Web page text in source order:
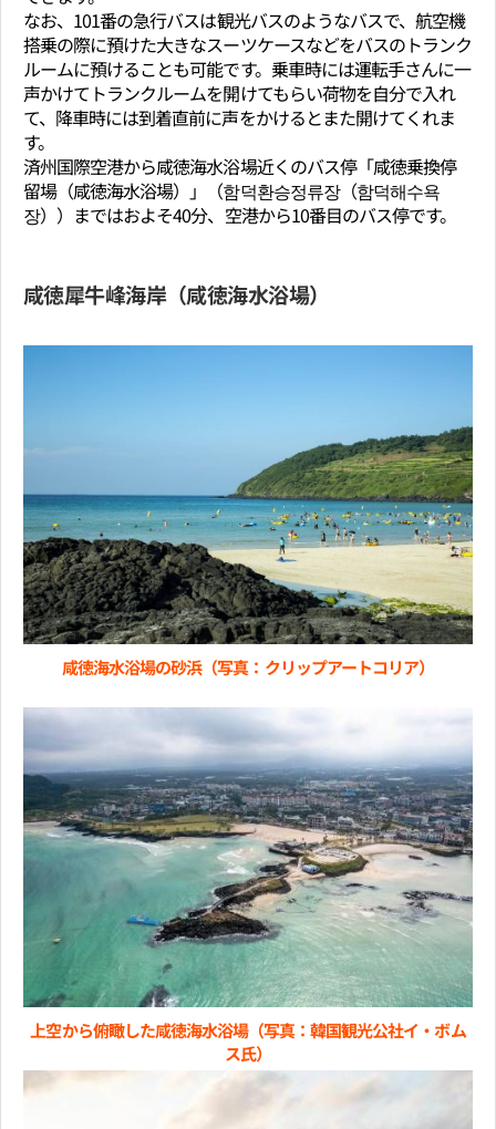
なお、101番の急行バスは観光バスのようなバスで、航空機
搭乗の際に預けた大きなスーツケースなどをバスのトランク
ルームに預けることも可能です。乗車時には運転手さんに一
声かけてトランクルームを開けてもらい荷物を自分で入れ
て、降車時には到着直前に声をかけるとまた開けてくれま
す。
済州国際空港から咸徳海水浴場近くのバス停「咸徳乗換停
留場（咸徳海水浴場）」（함덕환승정류장（함덕해수욕
장））まではおよそ40分、空港から10番目のバス停です。
咸徳犀牛峰海岸（咸徳海水浴場）
咸徳海水浴場の砂浜（写真：クリップアートコリア）
上空から俯瞰した咸徳海水浴場（写真：韓国観光公社イ・ボム
ス氏）